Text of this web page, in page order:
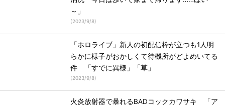
～」
(2023/9/8)
「ホロライブ」新人の初配信枠が立つも1人明
らかに様子がおかしくて待機所がどよめいてる
件 「すでに異様」「草」
(2023/9/8)
火炎放射器で暴れるBADコックカワサキ 「ア